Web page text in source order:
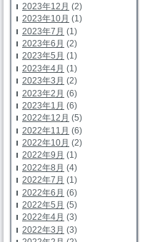
2023年12月 (2)
2023年10月 (1)
2023年7月 (1)
2023年6月 (2)
2023年5月 (1)
2023年4月 (1)
2023年3月 (2)
2023年2月 (6)
2023年1月 (6)
2022年12月 (5)
2022年11月 (6)
2022年10月 (2)
2022年9月 (1)
2022年8月 (4)
2022年7月 (1)
2022年6月 (6)
2022年5月 (5)
2022年4月 (3)
2022年3月 (3)